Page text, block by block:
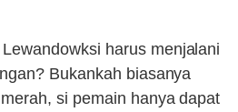
harus menjalani
Bukankah biasanya
si pemain hanya dapat